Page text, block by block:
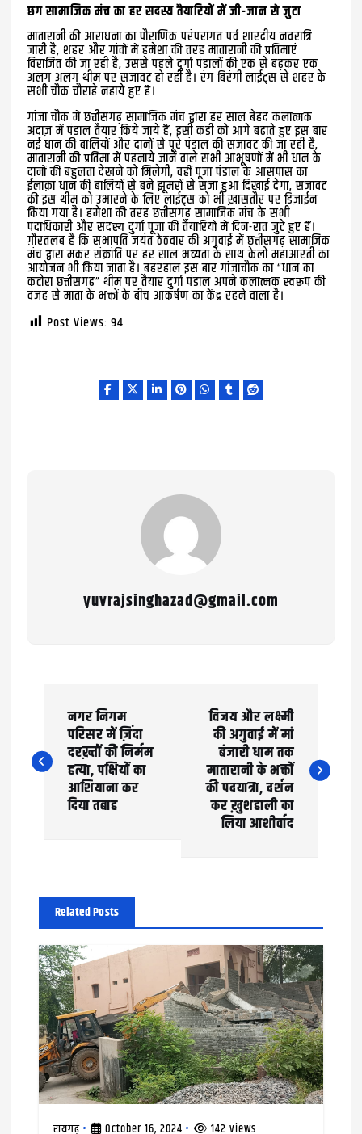
छग सामाजिक मंच का हर सदस्य तैयारियों में जी-जान से जुटा
मातारानी की आराधना का पौराणिक परंपरागत पर्व शारदीय नवरात्रि
जारी है, शहर और गांवों में हमेशा की तरह मातारानी की प्रतिमाएं
विराजित की जा रही है, उससे पहले दुर्गा पंडालों की एक से बढ़कर एक
अलग अलग थीम पर सजावट हो रही है। रंग बिरंगी लाईट्स से शहर के
सभी चौक चौराहे नहाये हुए हैं।
गांजा चौक में छत्तीसगढ़ सामाजिक मंच द्वारा हर साल बेहद कलात्मक
अंदाज़ में पंडाल तैयार किये जाये हैं, इसी कड़ी को आगे बढ़ाते हुए इस बार
नई धान की बालियों और दानों से पूरे पंडाल की सजावट की जा रही है,
मातारानी की प्रतिमा में पहनाये जाने वाले सभी आभूषणों में भी धान के
दानों की बहुलता देखने को मिलेगी, वहीं पूजा पंडाल के आसपास का
ईलाक़ा धान की बालियों से बने झूमरों से सजा हुआ दिखाई देगा, सजावट
की इस थीम को उभारने के लिए लाईट्स को भी ख़ासतौर पर डिज़ाईन
किया गया है। हमेशा की तरह छत्तीसगढ़ सामाजिक मंच के सभी
पदाधिकारी और सदस्य दुर्गा पूजा की तैयारियों में दिन-रात जुटे हुए हैं।
ग़ौरतलब है कि सभापति जयंत ठेठवार की अगुवाई में छत्तीसगढ़ सामाजिक
मंच द्वारा मकर संक्रांति पर हर साल भव्यता के साथ केलो महाआरती का
आयोजन भी किया जाता है। बहरहाल इस बार गांजाचौक का “धान का
कटोरा छत्तीसगढ़” थीम पर तैयार दुर्गा पंडाल अपने कलात्मक स्वरूप की
वजह से माता के भक्तों के बीच आकर्षण का केंद्र रहने वाला है।
Post Views: 94
yuvrajsinghazad@gmail.com
s
v
g
a
o
नगर निगम
परिसर में ज़िंदा
दरख़्तों की निर्मम
हत्या, पक्षियों का
आशियाना कर
दिया तबाह
विजय और लक्ष्मी
की अगुवाई में मां
बंजारी धाम तक
मातारानी के भक्तों
की पदयात्रा, दर्शन
कर ख़ुशहाली का
लिया आशीर्वाद
Related Posts
रायगढ़ October 16, 2024 142 views